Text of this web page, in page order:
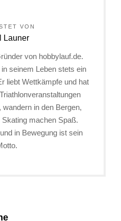
VON
Launer
von hobbylauf.de.
seinem Leben stets ein
liebt Wettkämpfe und hat
in den Bergen,
machen Spaß.
in Bewegung ist sein